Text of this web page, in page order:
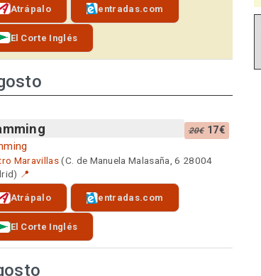
Atrápalo entradas.com
El Corte Inglés
20€17€
Maravillas(C. de Manuela Malasaña, 6 28004
📍
Atrápalo entradas.com
El Corte Inglés